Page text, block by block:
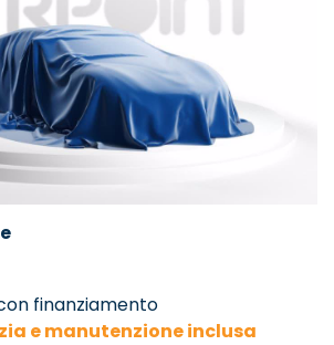
finanziamento
e manutenzione inclusa